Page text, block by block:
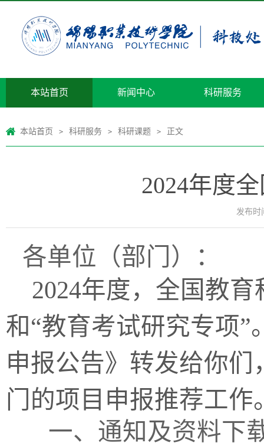
本站首页 新闻中心 科研服务
本站首页 > 科研服务 > 科研课题 > 正文
2024年度
发布时
各单位（部门）：
2024年度，全国教育
和“教育考试研究专项”
申报公告》转发给你
门的项目申报推荐工作
一、通知及资料下